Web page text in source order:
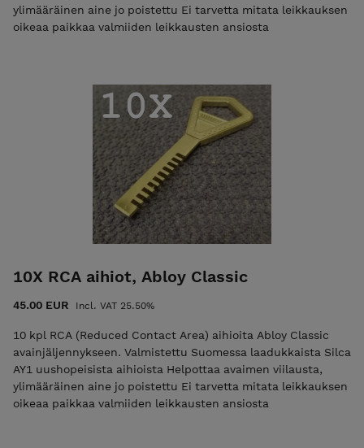
ylimääräinen aine jo poistettu Ei tarvetta mitata leikkauksen
oikeaa paikkaa valmiiden leikkausten ansiosta
10X RCA aihiot, Abloy Classic
45.00 EUR Incl. VAT 25.50%
10 kpl RCA (Reduced Contact Area) aihioita Abloy Classic
avainjäljennykseen. Valmistettu Suomessa laadukkaista Silca
AY1 uushopeisista aihioista Helpottaa avaimen viilausta,
ylimääräinen aine jo poistettu Ei tarvetta mitata leikkauksen
oikeaa paikkaa valmiiden leikkausten ansiosta